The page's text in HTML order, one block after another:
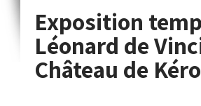
Exposition
Léonard de
Château de